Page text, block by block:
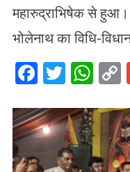
महारुद्राभिषेक से
भोलेनाथ का विधि-
Facebook